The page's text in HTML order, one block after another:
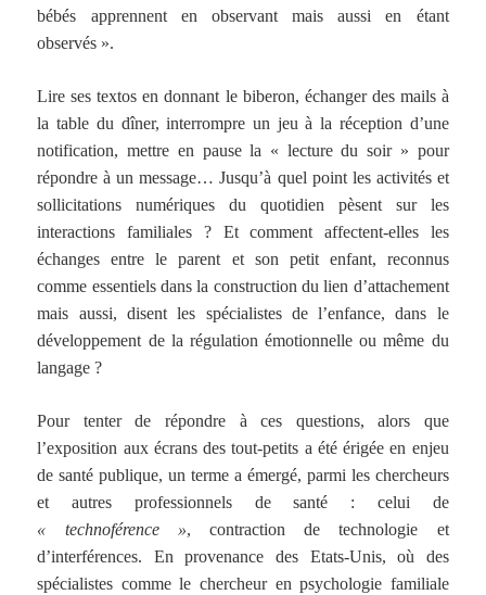
bébés apprennent en observant mais aussi en étant
observés ».
Lire ses textos en donnant le biberon, échanger des mails à
la table du dîner, interrompre un jeu à la réception d’une
notification, mettre en pause la « lecture du soir » pour
répondre à un message… Jusqu’à quel point les activités et
sollicitations numériques du quotidien pèsent sur les
interactions familiales ? Et comment affectent-elles les
échanges entre le parent et son petit enfant, reconnus
comme essentiels dans la construction du lien d’attachement
mais aussi, disent les spécialistes de l’enfance, dans le
développement de la régulation émotionnelle ou même du
langage ?
Pour tenter de répondre à ces questions, alors que
l’exposition aux écrans des tout-petits a été érigée en enjeu
de santé publique, un terme a émergé, parmi les chercheurs
et autres professionnels de santé : celui de
« technoférence », contraction de technologie et
d’interférences. En provenance des Etats-Unis, où des
spécialistes comme le chercheur en psychologie familiale